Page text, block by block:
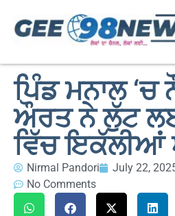
ਪਿੰਡ ਮਨਾਲ ‘ਚ
ਔਰਤ ਨੇ ਲੁੱਟ
ਵਿੱਚ ਇਕੱਲੀਆਂ
Nirmal Pandori July 22,
No Comments